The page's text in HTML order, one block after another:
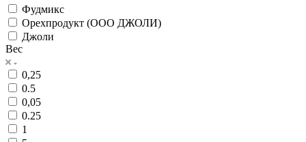
Фудмикс
Орехпродукт (ООО ДЖОЛИ)
Джоли
Вес
0,25
0.5
0,05
0.25
1